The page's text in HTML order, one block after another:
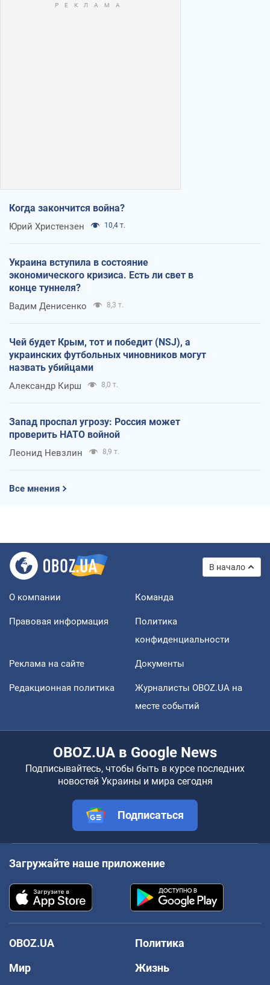
Когда закончится война?
Юрий Христензен 10,4 т.
Украина вступила в состояние
экономического кризиса. Есть ли свет в
конце туннеля?
Вадим Денисенко 8,3 т.
Чей будет Крым, тот и победит (NSJ), а
украинских футбольных чиновников могут
назвать убийцами
Александр Кирш 8,0 т.
Запад проспал угрозу: Россия может
проверить НАТО войной
Леонид Невзлин 8,9 т.
Все мнения
В начало
О компании Команда
Правовая информация
Политика
конфиденциальности
Реклама на сайте Документы
Редакционная политика
Журналисты OBOZ.UA на
месте событий
OBOZ.UA в Google News
Подписывайтесь, чтобы быть в курсе последних
новостей Украины и мира сегодня
Подписаться
Загружайте наше приложение
OBOZ.UA
Политика
Мир
Жизнь